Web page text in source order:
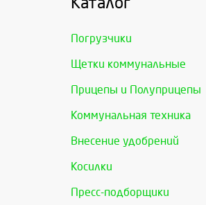
Погрузчики
Щетки коммунальные
Прицепы и Полуприцепы
Коммунальная техника
Внесение удобрений
Косилки
Пресс-подборщики